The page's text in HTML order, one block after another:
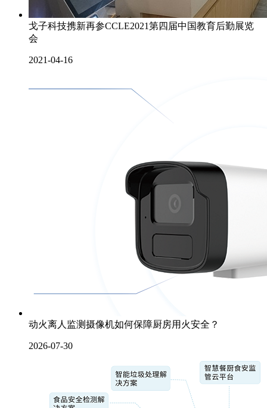
戈子科技携新再参CCLE2021第四届中国教育后勤展览
会
2021-04-16
动火离人监测摄像机如何保障厨房用火安全？
2026-07-30